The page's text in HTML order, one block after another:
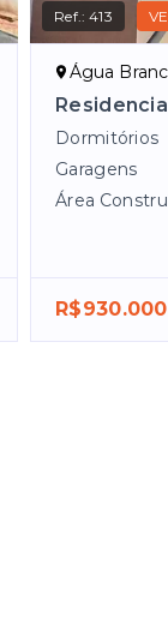
Ref.:413
Água
Dormitórios
Garagens
Área